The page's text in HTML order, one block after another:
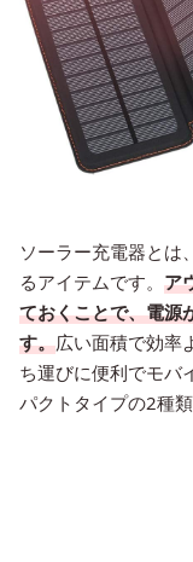
ソーラー充電器とは
るアイテムです。 ア
ておくことで、電源
す。広い面積で効率
ち運びに便利でモバ
パクトタイプの2種類